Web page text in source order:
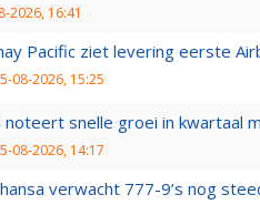
2026, 16:41
Pacific ziet levering eerste
08-2026, 15:25
noteert snelle groei in kwartaal
08-2026, 14:17
verwacht 777-9’s nog